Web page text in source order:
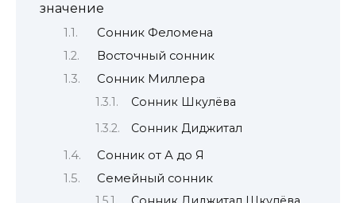
значение
Сонник Феломена
Восточный сонник
Сонник Миллера
Сонник Шкулёва
Сонник Диджитал
Сонник от А до Я
Семейный сонник